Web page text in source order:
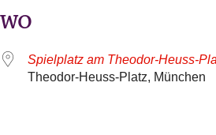
WO
Spielplatz am Theodor-Heuss-
Theodor-Heuss-Platz, München